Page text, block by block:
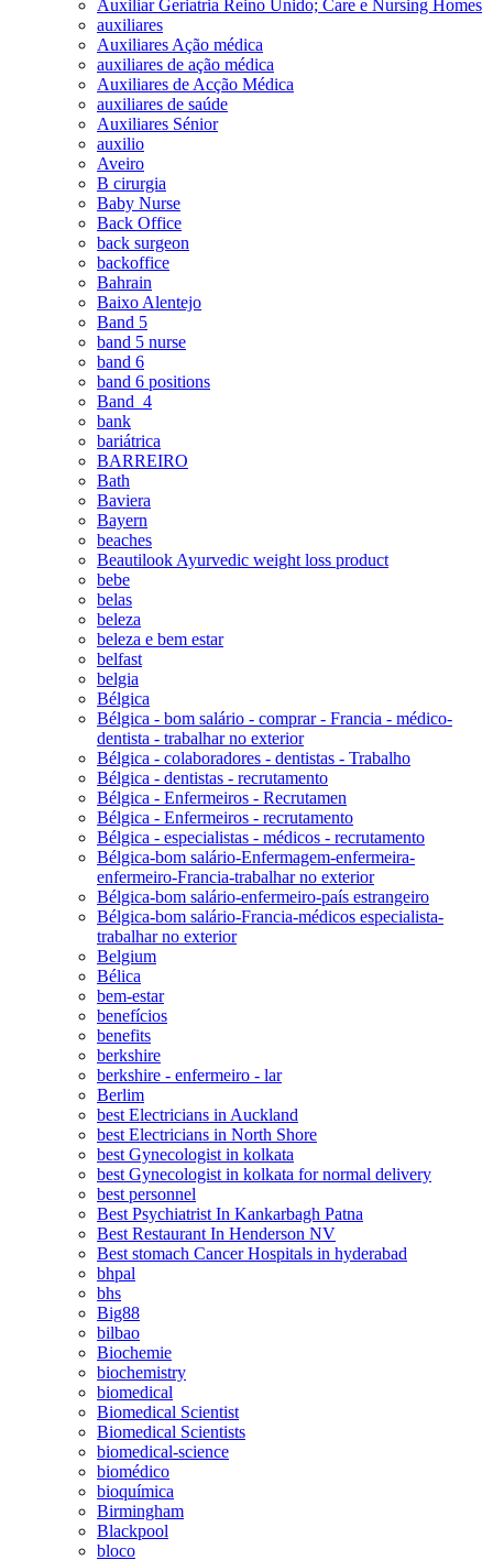
Auxiliar Geriatria Reino Unido; Care e Nursing Homes
auxiliares
Auxiliares Ação médica
auxiliares de ação médica
Auxiliares de Acção Médica
auxiliares de saúde
Auxiliares Sénior
auxilio
Aveiro
B cirurgia
Baby Nurse
Back Office
back surgeon
backoffice
Bahrain
Baixo Alentejo
Band 5
band 5 nurse
band 6
band 6 positions
Band_4
bank
bariátrica
BARREIRO
Bath
Baviera
Bayern
beaches
Beautilook Ayurvedic weight loss product
bebe
belas
beleza
beleza e bem estar
belfast
belgia
Bélgica
Bélgica - bom salário - comprar - Francia - médico-
dentista - trabalhar no exterior
Bélgica - colaboradores - dentistas - Trabalho
Bélgica - dentistas - recrutamento
Bélgica - Enfermeiros - Recrutamen
Bélgica - Enfermeiros - recrutamento
Bélgica - especialistas - médicos - recrutamento
Bélgica-bom salário-Enfermagem-enfermeira-
enfermeiro-Francia-trabalhar no exterior
Bélgica-bom salário-enfermeiro-país estrangeiro
Bélgica-bom salário-Francia-médicos especialista-
trabalhar no exterior
Belgium
Bélica
bem-estar
benefícios
benefits
berkshire
berkshire - enfermeiro - lar
Berlim
best Electricians in Auckland
best Electricians in North Shore
best Gynecologist in kolkata
best Gynecologist in kolkata for normal delivery
best personnel
Best Psychiatrist In Kankarbagh Patna
Best Restaurant In Henderson NV
Best stomach Cancer Hospitals in hyderabad
bhpal
bhs
Big88
bilbao
Biochemie
biochemistry
biomedical
Biomedical Scientist
Biomedical Scientists
biomedical-science
biomédico
bioquímica
Birmingham
Blackpool
bloco